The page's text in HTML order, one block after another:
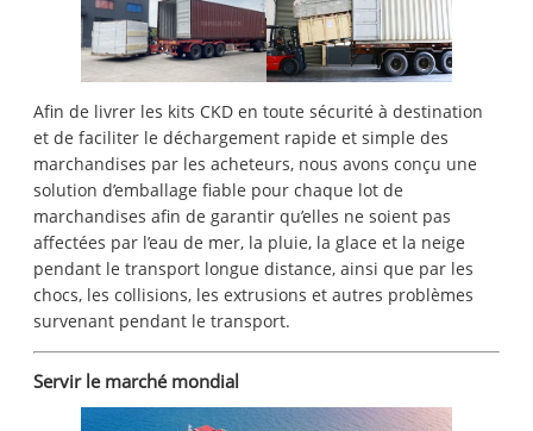
Afin de livrer les kits CKD en toute sécurité à destination
et de faciliter le déchargement rapide et simple des
marchandises par les acheteurs, nous avons conçu une
solution d’emballage fiable pour chaque lot de
marchandises afin de garantir qu’elles ne soient pas
affectées par l’eau de mer, la pluie, la glace et la neige
pendant le transport longue distance, ainsi que par les
chocs, les collisions, les extrusions et autres problèmes
survenant pendant le transport.
Servir le marché mondial